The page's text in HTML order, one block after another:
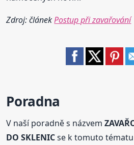
Zdroj: článekPostup při zavařování
Poradna
V naší poradně s názvem
DO SKLENICse k tomuto